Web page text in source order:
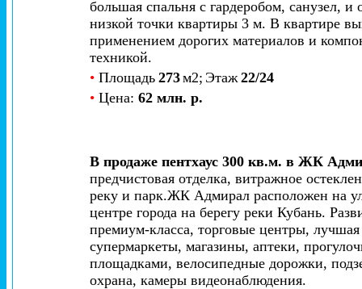
большая спальня с гардеробом, санузел,
низкой точки квартиры 3 м. В квартире
применением дорогих материалов и
техникой.
• Площадь 273м2; Этаж 22/24
• Цена: 62 млн. р.
В продаже пентхаус 300 кв.м. в ЖК
предчистовая отделка, витражное
реку и парк.ЖК Адмирал расположен на
центре города на берегу реки Кубань.
премиум-класса, торговые центры,
супермаркеты, магазины, аптеки,
площадками, велосипедные дорожки,
охрана, камеры видеонаблюдения.